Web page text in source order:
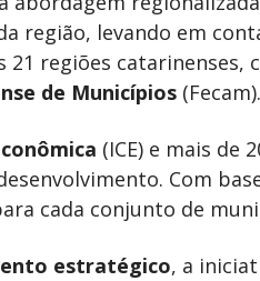
região, levando em
regiões catarinenses,
de Municípios (Fecam).
(ICE) e mais de
Com
cada conjunto de
estratégico, a